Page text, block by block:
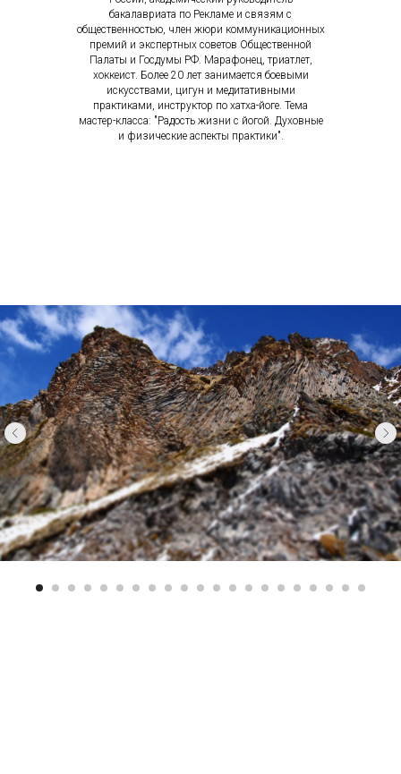
бакалавриата по Рекламе и связям с
общественностью, член жюри коммуникационных
премий и экспертных советов Общественной
Палаты и Госдумы РФ. Марафонец, триатлет,
хоккеист. Более 20 лет занимается боевыми
искусствами, цигун и медитативными
практиками, инструктор по хатха-йоге. Тема
мастер-класса: "Радость жизни с йогой. Духовные
и физические аспекты практики".